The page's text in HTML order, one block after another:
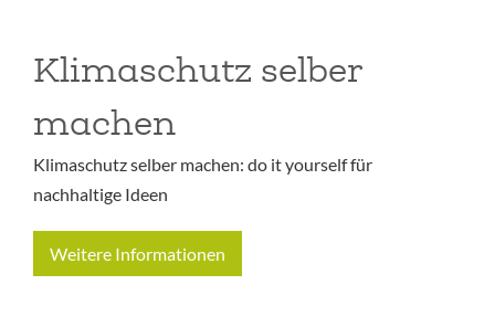
Klimaschutz selber
machen
Klimaschutz selber machen: do it yourself für
nachhaltige Ideen
Weitere Informationen